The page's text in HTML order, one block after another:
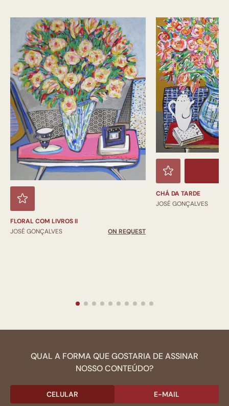
FLORAL COM LIVROS II
JOSÉ GONÇALVES
ON REQUEST
CHÁ DA TARDE
JOSÉ GONÇALVES
QUAL A FORMA QUE GOSTARIA DE ASSINAR
NOSSO CONTEÚDO?
CELULAR E-MAIL